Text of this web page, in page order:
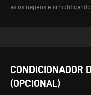
as usinagens e
CONDICIONADOR
(OPCIONAL)